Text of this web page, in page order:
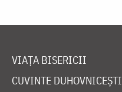
VIAȚA BISERICII
CUVINTE DUHOVNICEȘTI